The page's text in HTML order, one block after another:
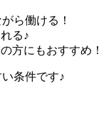
ら働ける！
る♪
方にもおすすめ！
条件です♪